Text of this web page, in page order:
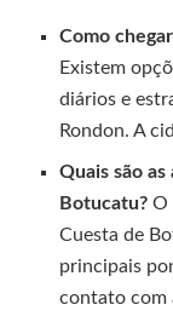
Como
Existem
diários e
Rondon. A
Quais são
Botucatu? O
Cuesta de
principais
contato com